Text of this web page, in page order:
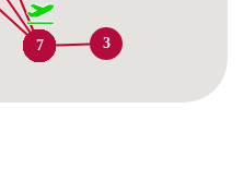
1
2
3 3
4
5
6
7